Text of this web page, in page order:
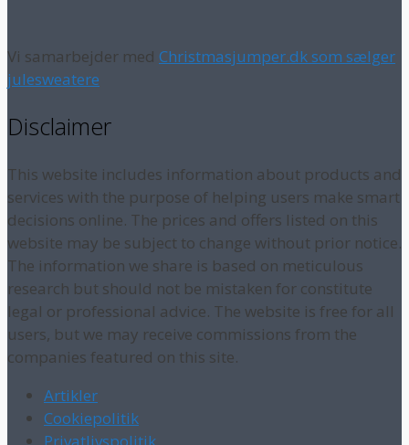
Vi samarbejder med Christmasjumper.dk som sælger
julesweatere
Disclaimer
This website includes information about products and
services with the purpose of helping users make smart
decisions online. The prices and offers listed on this
website may be subject to change without prior notice.
The information we share is based on meticulous
research but should not be mistaken for constitute
legal or professional advice. The website is free for all
users, but we may receive commissions from the
companies featured on this site.
Artikler
Cookiepolitik
Privatlivspolitik